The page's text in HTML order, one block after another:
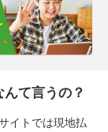
て言うの？
イトでは現地払